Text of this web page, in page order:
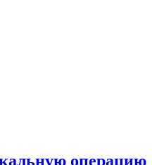
операцию